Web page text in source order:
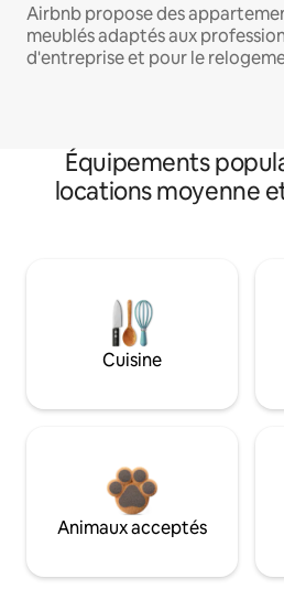
Airbnb propose des
meublés adaptés aux
d'entreprise et pour le
Équipements
locations moyenne
Cuisine
Animaux acceptés